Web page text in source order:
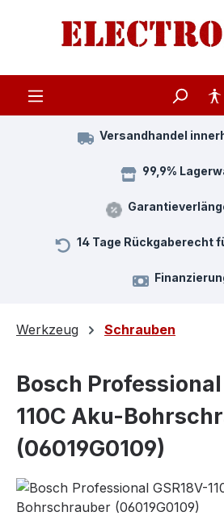
Zum Hauptinhalt springen
Versandhandel
99,9%
14 Tage Rückgaberecht
Werkzeug Schrauben
Bosch Professional
110C Aku-
(06019G0109)
Bildergalerie überspringen